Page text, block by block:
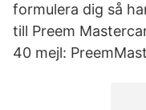
formulera dig så
till Preem
40 mejl: